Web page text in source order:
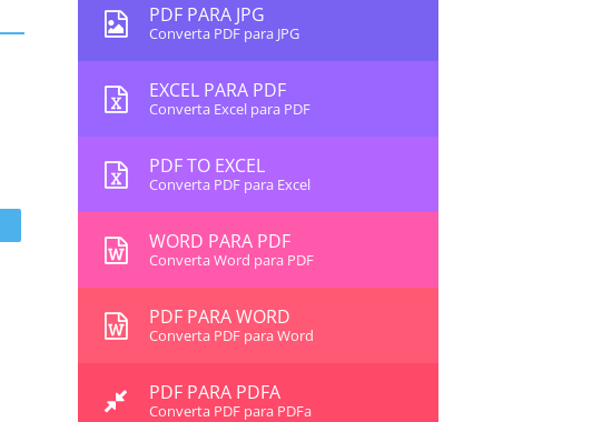
PDF PARA JPG
Converta PDF para JPG
EXCEL PARA PDF
Converta Excel para PDF
PDF TO EXCEL
Converta PDF para Excel
WORD PARA PDF
Converta Word para PDF
PDF PARA WORD
Converta PDF para Word
PDF PARA PDFA
Converta PDF para PDFa